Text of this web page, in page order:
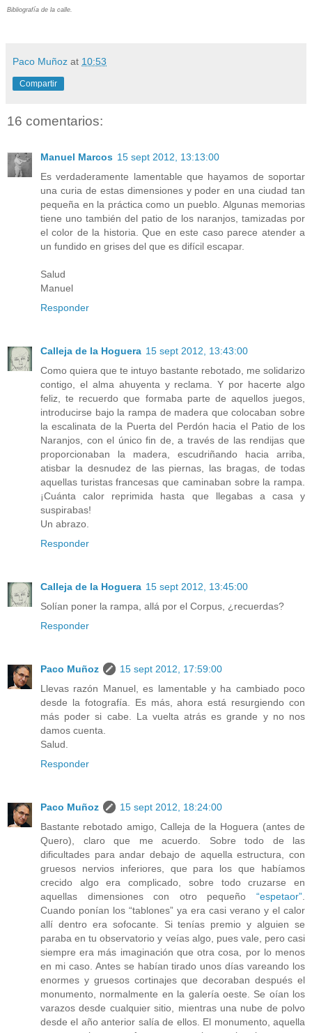
Bibliografía de la calle.
Paco Muñoz at 10:53
Compartir
16 comentarios:
Manuel Marcos 15 sept 2012, 13:13:00
Es verdaderamente lamentable que hayamos de soportar
una curia de estas dimensiones y poder en una ciudad tan
pequeña en la práctica como un pueblo. Algunas memorias
tiene uno también del patio de los naranjos, tamizadas por
el color de la historia. Que en este caso parece atender a
un fundido en grises del que es difícil escapar.
Salud
Manuel
Responder
Calleja de la Hoguera 15 sept 2012, 13:43:00
Como quiera que te intuyo bastante rebotado, me solidarizo
contigo, el alma ahuyenta y reclama. Y por hacerte algo
feliz, te recuerdo que formaba parte de aquellos juegos,
introducirse bajo la rampa de madera que colocaban sobre
la escalinata de la Puerta del Perdón hacia el Patio de los
Naranjos, con el único fin de, a través de las rendijas que
proporcionaban la madera, escudriñando hacia arriba,
atisbar la desnudez de las piernas, las bragas, de todas
aquellas turistas francesas que caminaban sobre la rampa.
¡Cuánta calor reprimida hasta que llegabas a casa y
suspirabas!
Un abrazo.
Responder
Calleja de la Hoguera 15 sept 2012, 13:45:00
Solían poner la rampa, allá por el Corpus, ¿recuerdas?
Responder
Paco Muñoz
15 sept 2012, 17:59:00
Llevas razón Manuel, es lamentable y ha cambiado poco
desde la fotografía. Es más, ahora está resurgiendo con
más poder si cabe. La vuelta atrás es grande y no nos
damos cuenta.
Salud.
Responder
Paco Muñoz
15 sept 2012, 18:24:00
Bastante rebotado amigo, Calleja de la Hoguera (antes de
Quero), claro que me acuerdo. Sobre todo de las
dificultades para andar debajo de aquella estructura, con
gruesos nervios inferiores, que para los que habíamos
crecido algo era complicado, sobre todo cruzarse en
aquellas dimensiones con otro pequeño “espetaor”
Cuando ponían los “tablones” ya era casi verano y el calor
allí dentro era sofocante. Si tenías premio y alguien se
paraba en tu observatorio y veías algo, pues vale, pero casi
siempre era más imaginación que otra cosa, por lo menos
en mi caso. Antes se habían tirado unos días vareando los
enormes y gruesos cortinajes que decoraban después el
monumento, normalmente en la galería oeste. Se oían los
varazos desde cualquier sitio, mientras una nube de polvo
desde el año anterior salía de ellos. El monumento, aquella